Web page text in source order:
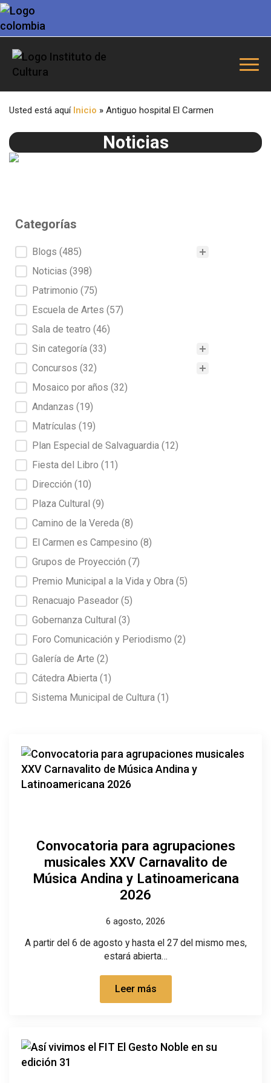
Usted está aquí Inicio » Antiguo hospital El Carmen
Noticias
Categorías
Categorías
Blogs (485)
Noticias (398)
Patrimonio (75)
Escuela de Artes (57)
Sala de teatro (46)
Sin categoría (33)
Concursos (32)
Mosaico por años (32)
Andanzas (19)
Matrículas (19)
Plan Especial de Salvaguardia (12)
Fiesta del Libro (11)
Dirección (10)
Plaza Cultural (9)
Camino de la Vereda (8)
El Carmen es Campesino (8)
Grupos de Proyección (7)
Premio Municipal a la Vida y Obra (5)
Renacuajo Paseador (5)
Gobernanza Cultural (3)
Foro Comunicación y Periodismo (2)
Galería de Arte (2)
Cátedra Abierta (1)
Sistema Municipal de Cultura (1)
Convocatoria para agrupaciones
musicales XXV Carnavalito de
Música Andina y Latinoamericana
2026
6 agosto, 2026
A partir del 6 de agosto y hasta el 27 del mismo mes,
estará abierta…
Leer más